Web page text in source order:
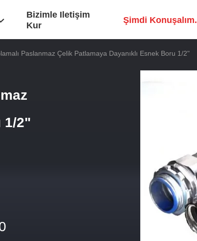
Bizimle Iletişim
Kur
Şimdi Konuşalım.
Paslanmaz Çelik Patlamaya Dayanıklı Esnek Boru 1/2"
1/2"